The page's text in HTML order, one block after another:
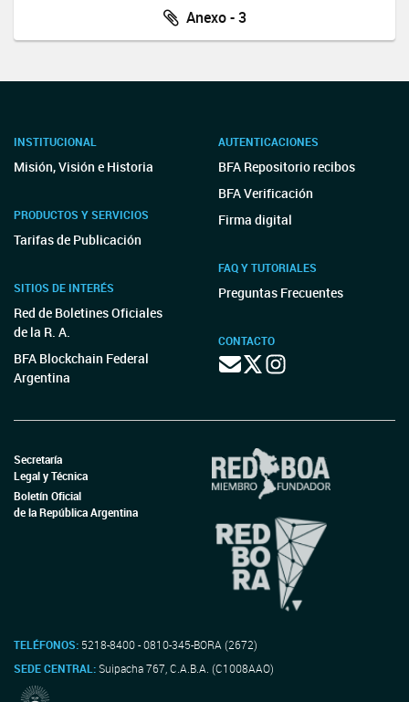
Anexo - 3
INSTITUCIONAL
Misión, Visión e Historia
PRODUCTOS Y SERVICIOS
Tarifas de Publicación
SITIOS DE INTERÉS
Red de Boletines Oficiales
de la R. A.
BFA Blockchain Federal
Argentina
AUTENTICACIONES
BFA Repositorio recibos
BFA Verificación
Firma digital
FAQ Y TUTORIALES
Preguntas Frecuentes
CONTACTO
Secretaría
Legal y Técnica
Boletín Oficial
de la República Argentina
TELÉFONOS: 5218-8400 - 0810-345-BORA (2672)
SEDE CENTRAL:Suipacha 767, C.A.B.A. (C1008AAO)